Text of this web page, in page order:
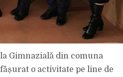
Gimnazială din comuna
o activitate pe line de